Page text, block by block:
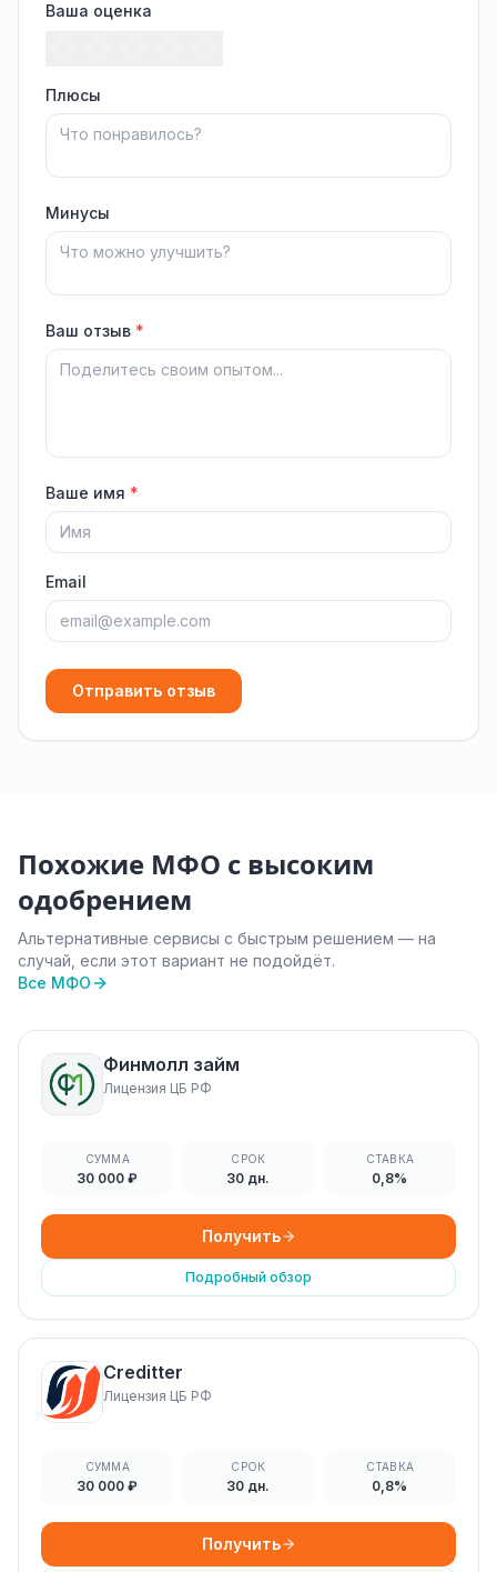
Ваша оценка
Плюсы
Минусы
Ваш отзыв *
Ваше имя *
Email
Отправить отзыв
Похожие МФО с высоким
одобрением
Альтернативные сервисы с быстрым решением — на
случай, если этот вариант не подойдёт.
Все МФО
Финмолл займ
Лицензия ЦБ РФ
СУММА
30 000 ₽
СРОК
30 дн.
СТАВКА
0,8%
Получить
Подробный обзор
Creditter
Лицензия ЦБ РФ
СУММА
30 000 ₽
СРОК
30 дн.
СТАВКА
0,8%
Получить